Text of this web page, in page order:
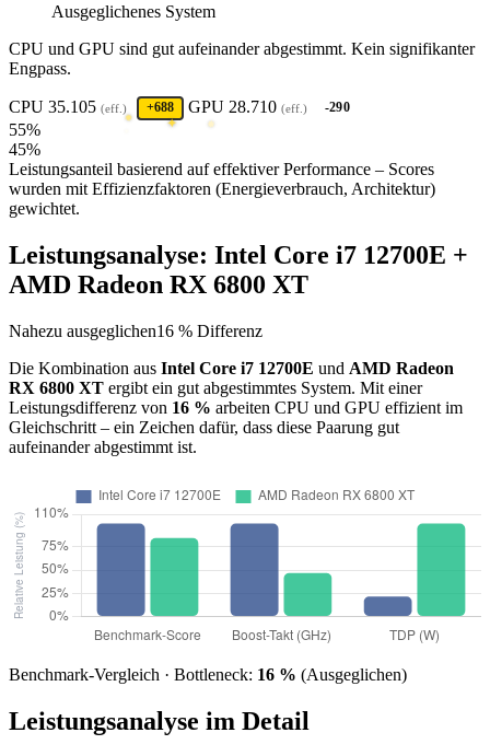
Ausgeglichenes System
CPU und GPU sind gut aufeinander abgestimmt. Kein signifikanter
Engpass.
CPU 35.105 (eff.) +688 GPU 28.710 (eff.) -290
55%
45%
Leistungsanteil basierend auf effektiver Performance – Scores
wurden mit Effizienzfaktoren (Energieverbrauch, Architektur)
gewichtet.
Leistungsanalyse: Intel Core i7 12700E +
AMD Radeon RX 6800 XT
Nahezu ausgeglichen16 % Differenz
Die Kombination aus Intel Core i7 12700E und AMD Radeon
RX 6800 XT ergibt ein gut abgestimmtes System. Mit einer
Leistungsdifferenz von 16 % arbeiten CPU und GPU effizient im
Gleichschritt – ein Zeichen dafür, dass diese Paarung gut
aufeinander abgestimmt ist.
Benchmark-Vergleich · Bottleneck: 16 % (Ausgeglichen)
Leistungsanalyse im Detail
✸
· ＊